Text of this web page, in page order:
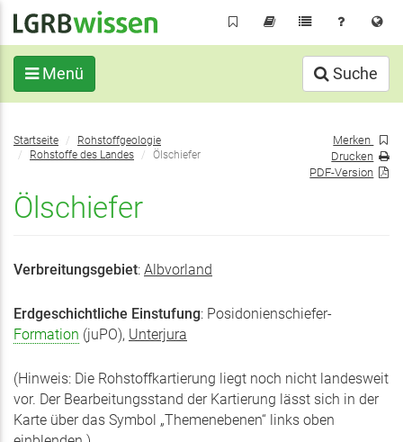
Inhalt
Menü Suche
Sie
befinden
Startseite
Rohstoffgeologie
Rohstoffe des Landes
Ölschiefer
Ölschiefer
Merken
Drucken
PDF-Version
Verbreitungsgebiet: Albvorland
Erdgeschichtliche Einstufung: Posidonienschiefer-
Formation (juPO), Unterjura
(Hinweis: Die Rohstoffkartierung liegt noch nicht landesweit
vor. Der Bearbeitungsstand der Kartierung lässt sich in der
Karte über das Symbol „Themenebenen“ links oben